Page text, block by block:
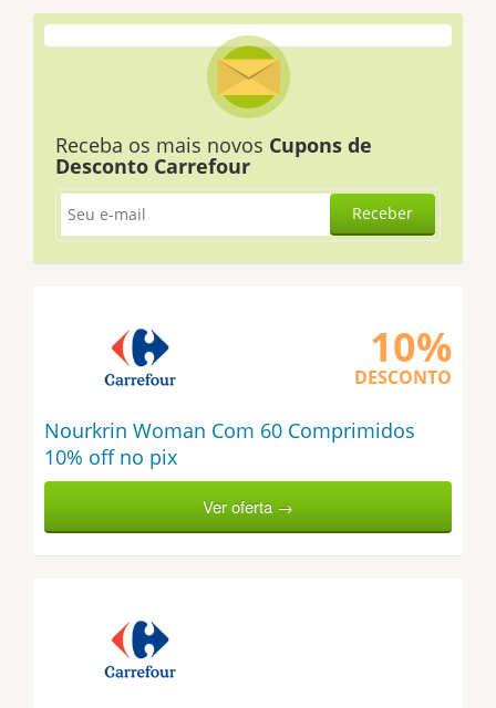
Receba os mais novos Cupons de
Desconto Carrefour
Receber
10%
DESCONTO
Nourkrin Woman Com 60 Comprimidos
10% off no pix
Ver oferta →